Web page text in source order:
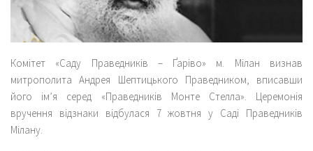
Комітет «Саду Праведників – Ґаріво» м. Мілан визнав
митрополита Андрея Шептицького Праведником, вписавши
його ім’я серед «Праведників Монте Стелла». Церемонія
вручення відзнаки відбулася 7 жовтня у Саді Праведників
Мілану.